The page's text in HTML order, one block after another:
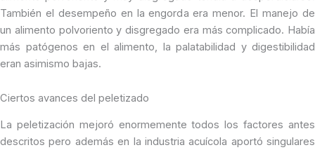
También el desempeño en la engorda era menor. El manejo de
un alimento polvoriento y disgregado era más complicado. Había
más patógenos en el alimento, la palatabilidad y digestibilidad
eran asimismo bajas.
Ciertos avances del peletizado
La peletización mejoró enormemente todos los factores antes
descritos pero además en la industria acuícola aportó singulares